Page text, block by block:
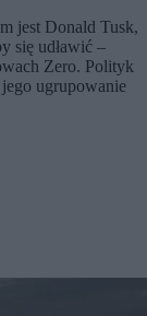
jest Donald Tusk,
się udławić –
Zero. Polityk
ugrupowanie